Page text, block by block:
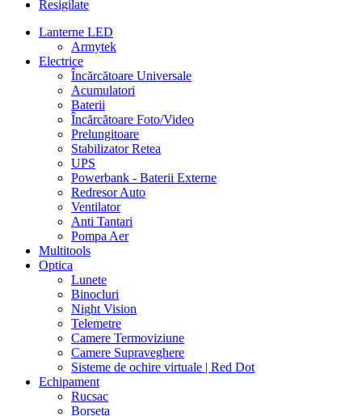
Resigilate
Lanterne LED
Armytek
Electrice
Încărcătoare Universale
Acumulatori
Baterii
Încărcătoare Foto/Video
Prelungitoare
Stabilizator Retea
UPS
Powerbank - Baterii Externe
Redresor Auto
Ventilator
Anti Tantari
Pompa Aer
Multitools
Optica
Lunete
Binocluri
Night Vision
Telemetre
Camere Termoviziune
Camere Supraveghere
Sisteme de ochire virtuale | Red Dot
Echipament
Rucsac
Borseta